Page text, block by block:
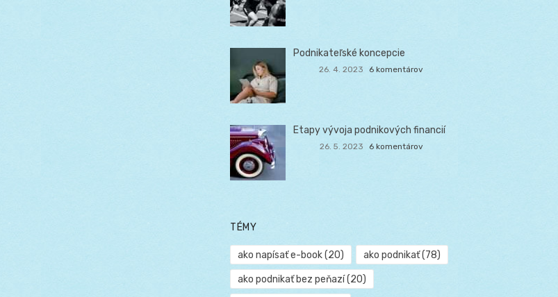
Podnikateľské koncepcie
26. 4. 2023 6 komentárov
Etapy vývoja podnikových financií
26. 5. 2023 6 komentárov
TÉMY
ako napísať e-book(20) ako podnikať(78)
ako podnikať bez peňazí(20)